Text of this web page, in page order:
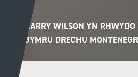
HARRY WILSON YN
GYMRU DRECHU